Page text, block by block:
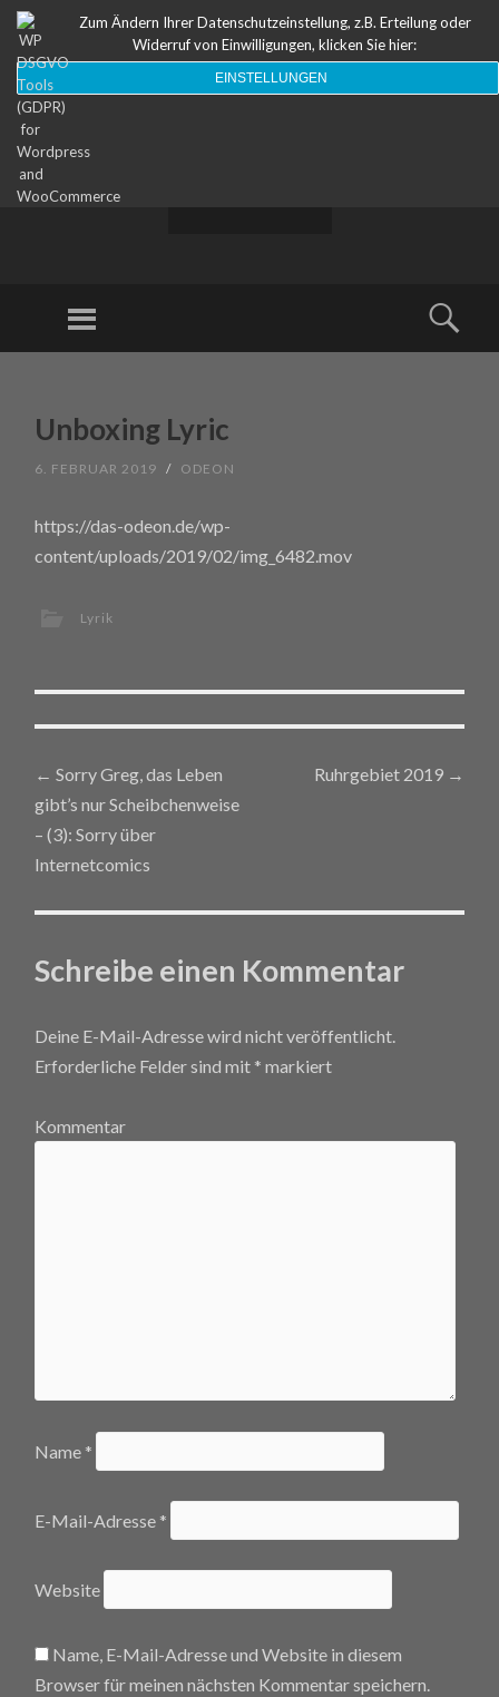
ODEON
Menu
Unboxing Lyric
6. FEBRUAR 2019 / ODEON
https://das-odeon.de/wp-
content/uploads/2019/02/img_6482.mov
Lyrik
Post navigation
← Sorry Greg, das Leben
gibt’s nur Scheibchenweise
– (3): Sorry über
Internetcomics
Ruhrgebiet 2019 →
Schreibe einen Kommentar
Deine E-Mail-Adresse wird nicht veröffentlicht.
Erforderliche Felder sind mit * markiert
Kommentar
Name *
E-Mail-Adresse *
Website
Name, E-Mail-Adresse und Website in diesem
Browser für meinen nächsten Kommentar speichern.
Zum Ändern Ihrer Datenschutzeinstellung, z.B. Erteilung oder
Widerruf von Einwilligungen, klicken Sie hier:
EINSTELLUNGEN